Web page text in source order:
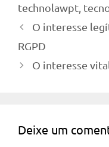
technolawpt
O interesse
RGPD
O interesse
Deixe um